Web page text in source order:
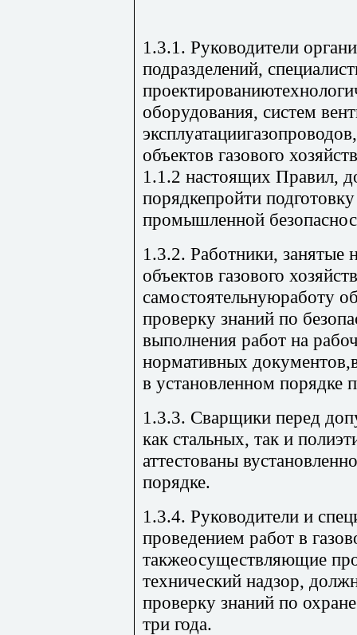
1.3.1. Руководители
подразделений,
оборудования, систем
объектов газового
1.1.2 настоящих Правил,
порядкепройти
промышленной
1.3.2. Работники, занятые
объектов газового
самостоятельнуюработу
проверку знаний по
выполнения работ на
нормативных
в установленном порядке
1.3.3. Сварщики перед
как стальных, так и
аттестованы
порядке.
1.3.4. Руководители и
проведением работ в
такжеосуществляющие
технический надзор,
проверку знаний по
три года.